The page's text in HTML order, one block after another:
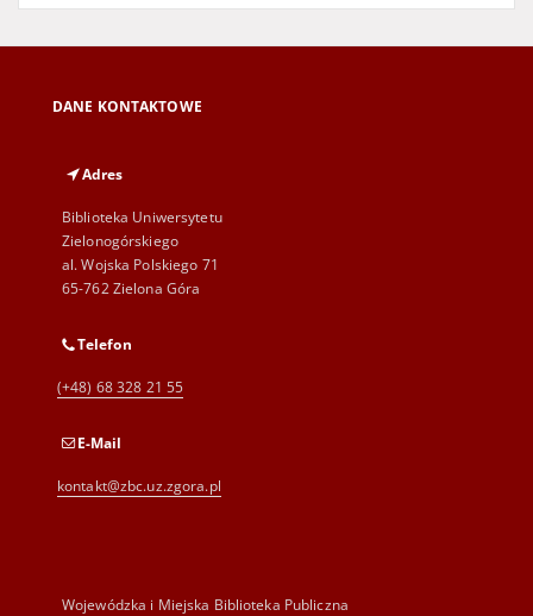
DANE KONTAKTOWE
Adres
Biblioteka Uniwersytetu
Zielonogórskiego
al. Wojska Polskiego 71
65-762 Zielona Góra
Telefon
(+48) 68 328 21 55
E-Mail
kontakt@zbc.uz.zgora.pl
Wojewódzka i Miejska Biblioteka Publiczna